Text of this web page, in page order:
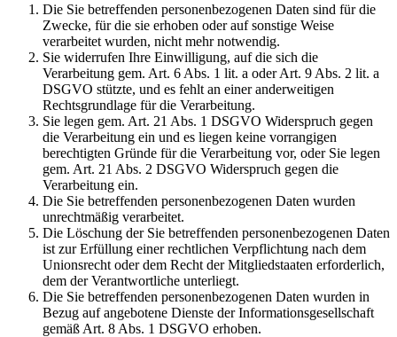
Die Sie betreffenden personenbezogenen Daten sind für die
Zwecke, für die sie erhoben oder auf sonstige Weise
verarbeitet wurden, nicht mehr notwendig.
Sie widerrufen Ihre Einwilligung, auf die sich die
Verarbeitung gem. Art. 6 Abs. 1 lit. a oder Art. 9 Abs. 2 lit. a
DSGVO stützte, und es fehlt an einer anderweitigen
Rechtsgrundlage für die Verarbeitung.
Sie legen gem. Art. 21 Abs. 1 DSGVO Widerspruch gegen
die Verarbeitung ein und es liegen keine vorrangigen
berechtigten Gründe für die Verarbeitung vor, oder Sie legen
gem. Art. 21 Abs. 2 DSGVO Widerspruch gegen die
Verarbeitung ein.
Die Sie betreffenden personenbezogenen Daten wurden
unrechtmäßig verarbeitet.
Die Löschung der Sie betreffenden personenbezogenen Daten
ist zur Erfüllung einer rechtlichen Verpflichtung nach dem
Unionsrecht oder dem Recht der Mitgliedstaaten erforderlich,
dem der Verantwortliche unterliegt.
Die Sie betreffenden personenbezogenen Daten wurden in
Bezug auf angebotene Dienste der Informationsgesellschaft
gemäß Art. 8 Abs. 1 DSGVO erhoben.